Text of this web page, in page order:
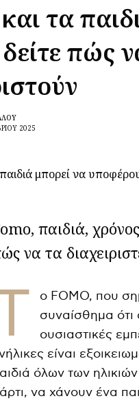
τα
πώς
2025
παιδιά,
να τα
ο FOMO, που
συναίσθημα ότι
ουσιαστικές
είναι
όλων των
να χάνουν ένα